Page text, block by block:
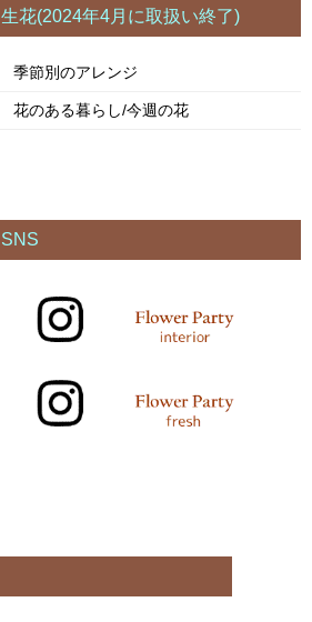
生花(2024年4月に取扱い終了)
季節別のアレンジ
花のある暮らし/今週の花
SNS